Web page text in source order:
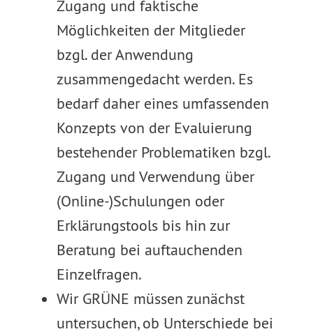
Zugang und faktische
Möglichkeiten der Mitglieder
bzgl. der Anwendung
zusammengedacht werden. Es
bedarf daher eines umfassenden
Konzepts von der Evaluierung
bestehender Problematiken bzgl.
Zugang und Verwendung über
(Online-)Schulungen oder
Erklärungstools bis hin zur
Beratung bei auftauchenden
Einzelfragen.
Wir GRÜNE müssen zunächst
untersuchen, ob Unterschiede bei